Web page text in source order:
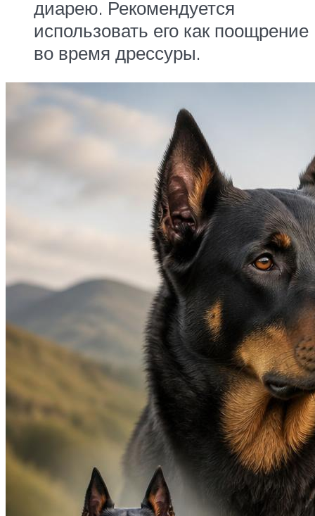
диарею. Рекомендуется
использовать его как поощрение
во время дрессуры.